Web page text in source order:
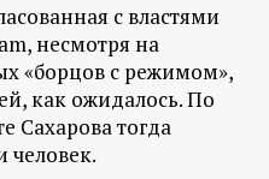
с властями
несмотря на
«борцов с режимом»,
как ожидалось. По
Сахарова тогда
человек.